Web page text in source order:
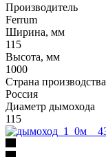
Производитель
Ferrum
Ширина, мм
115
Высота, мм
1000
Страна производства
Россия
Диаметр дымохода
115